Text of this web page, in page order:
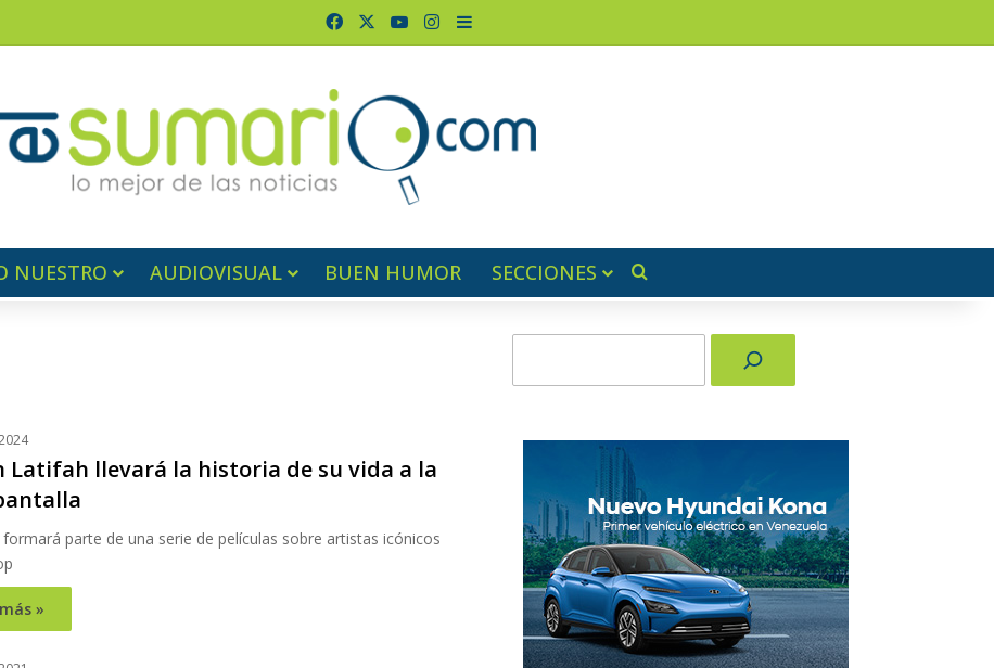
FacebookYouTubeInstagram
Barra lateral
NUESTRO AUDIOVISUAL BUEN HUMOR SECCIONES
Latifah llevará la historia de su vida a la
parte de una serie de películas sobre artistas icónicos
»